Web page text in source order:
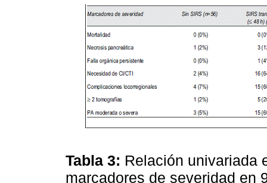
Tabla 3: Relación univariada
marcadores de severidad en